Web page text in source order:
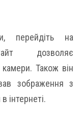
перейдіть на
дозволяє
Також він
зображення з
інтернеті.